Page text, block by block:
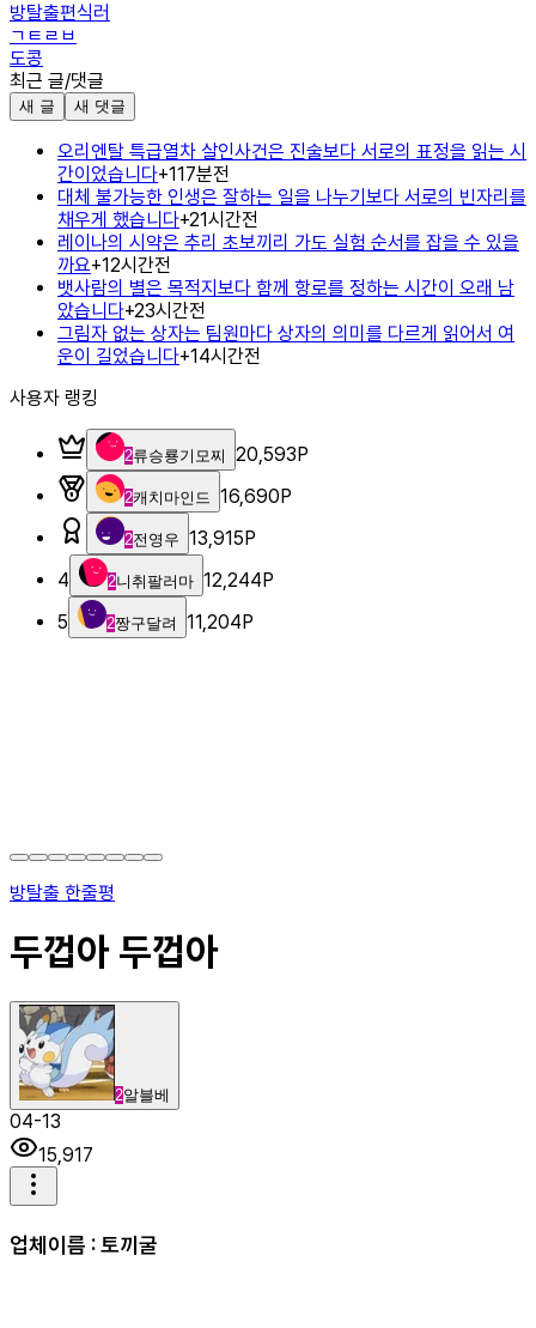
방탈출편식러
ㄱㅌㄹㅂ
도콩
최근 글/댓글
새 글 새 댓글
오리엔탈 특급열차 살인사건은 진술보다 서로의 표정을 읽는 시
간이었습니다+117분전
대체 불가능한 인생은 잘하는 일을 나누기보다 서로의 빈자리를
채우게 했습니다+21시간전
레이나의 시약은 추리 초보끼리 가도 실험 순서를 잡을 수 있을
까요+12시간전
뱃사람의 별은 목적지보다 함께 항로를 정하는 시간이 오래 남
았습니다+23시간전
그림자 없는 상자는 팀원마다 상자의 의미를 다르게 읽어서 여
운이 길었습니다+14시간전
사용자 랭킹
2류승룡기모찌 20,593P
2캐치마인드 16,690P
2전영우 13,915P
4
2니취팔러마 12,244P
5
2짱구달려 11,204P
방탈출 한줄평
두껍아 두껍아
2알블베
04-13
15,917
업체이름 : 토끼굴